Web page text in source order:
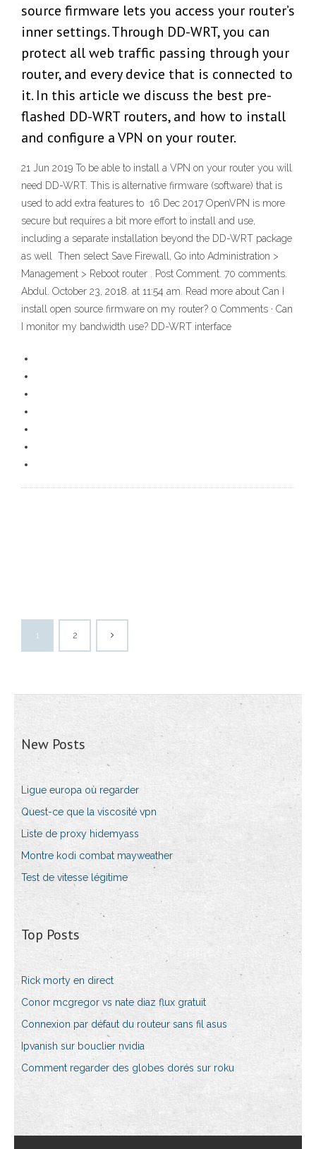
source firmware lets you access your router’s
inner settings. Through DD-WRT, you can
protect all web traffic passing through your
router, and every device that is connected to
it. In this article we discuss the best pre-
flashed DD-WRT routers, and how to install
and configure a VPN on your router.
21 Jun 2019 To be able to install a VPN on your router you will
need DD-WRT. This is alternative firmware (software) that is
used to add extra features to 16 Dec 2017 OpenVPN is more
secure but requires a bit more effort to install and use,
including a separate installation beyond the DD-WRT package
as well Then select Save Firewall, Go into Administration >
Management > Reboot router . Post Comment. 70 comments.
Abdul. October 23, 2018. at 11:54 am. Read more about Can I
install open source firmware on my router? 0 Comments · Can
I monitor my bandwidth use? DD-WRT interface
1 2
New Posts
Ligue europa où regarder
Quest-ce que la viscosité vpn
Liste de proxy hidemyass
Montre kodi combat mayweather
Test de vitesse légitime
Top Posts
Rick morty en direct
Conor mcgregor vs nate diaz flux gratuit
Connexion par défaut du routeur sans fil asus
Ipvanish sur bouclier nvidia
Comment regarder des globes dorés sur roku